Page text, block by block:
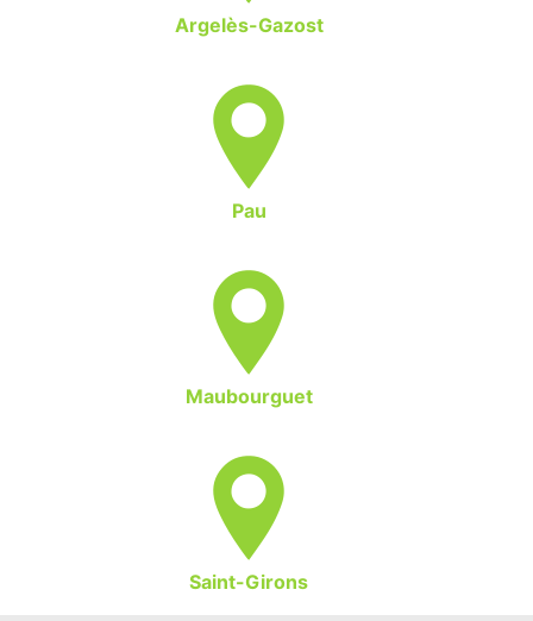
Argelès-Gazost
Pau
Maubourguet
Saint-Girons